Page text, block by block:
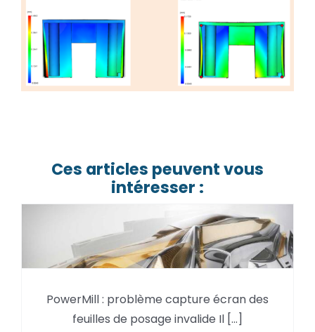
Ces articles peuvent vous
intéresser :
écran des feuilles de posage
invalide
PowerMill : problème capture écran des
feuilles de posage invalide Il [...]